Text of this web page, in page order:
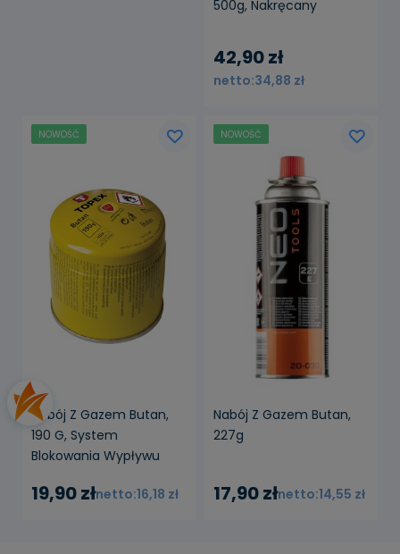
500g, Nakręcany
42,90 zł
34,88 zł
Nabój Z Gazem Butan,
190 G, System
Blokowania Wypływu
19,90 zł 16,18 zł
NOWOŚĆ
Nabój Z Gazem Butan,
227g
17,90 zł 14,55 zł
NOWOŚĆ